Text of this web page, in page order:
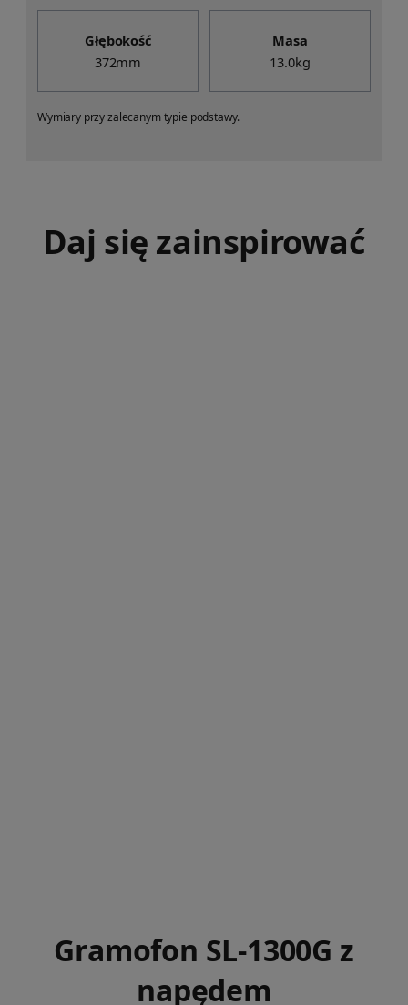
Głębokość
372mm
Masa
13.0kg
Wymiary przy zalecanym typie podstawy.
Daj się zainspirować
Gramofon SL-1300G z
napędem